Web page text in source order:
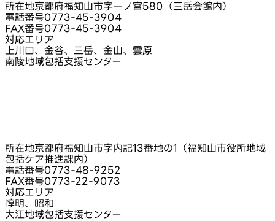
所在地京都府福知山市字一ノ宮580（三岳会館内）
電話番号0773-45-3904
FAX番号0773-45-3904
対応エリア
上川口、金谷、三岳、金山、雲原
南陵地域包括支援センター
所在地京都府福知山市字内記13番地の1（福知山市役所地域
包括ケア推進課内）
電話番号0773-48-9252
FAX番号0773-22-9073
対応エリア
惇明、昭和
大江地域包括支援センター